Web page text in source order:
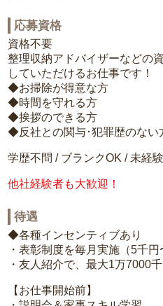
応募資格
資格不要
整理収納アドバイザーなどの
していただけるお仕事です！
◆お掃除が得意な方
◆時間を守れる方
◆挨拶のできる方
◆反社との関与･犯罪歴のない
学歴不問 / ブランクOK / 未経
他社経験者も大歓迎！
待遇
◆各種インセンティブあり
・表彰制度を毎月実施（5千
・友人紹介で、最大1万7000
【お仕事開始前】